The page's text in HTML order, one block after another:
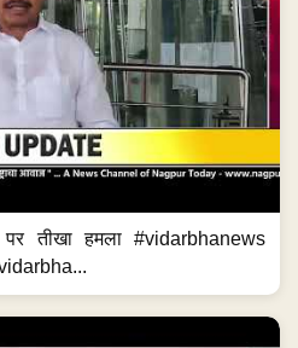
तीखा हमला #vidarbhanews